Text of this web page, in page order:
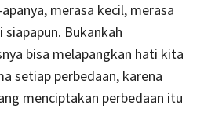
merasa kecil, merasa
Bukankah
bisa melapangkan hati kita
setiap perbedaan, karena
menciptakan perbedaan itu